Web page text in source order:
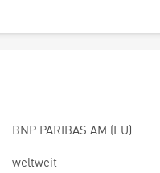
BNP PARIBAS AM (LU)
weltweit